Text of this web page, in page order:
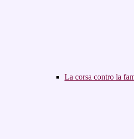
La corsa contro la